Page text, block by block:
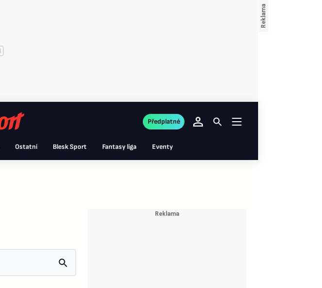
Ostatní Blesk Sport Fantasy liga Eventy
Předplatné